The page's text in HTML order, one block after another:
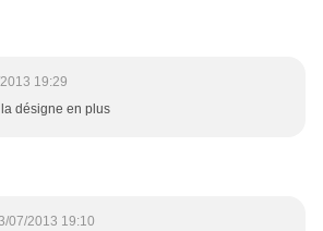
19:29
désigne en plus
07/2013 19:10